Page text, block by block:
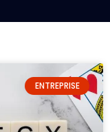
ENTREPRISE